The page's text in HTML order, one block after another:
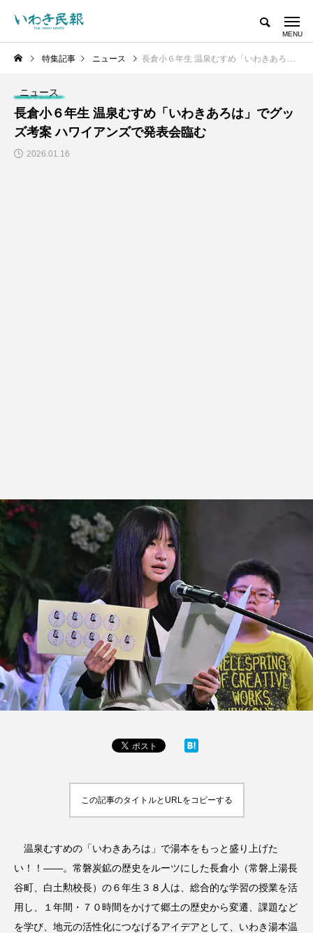
特集記事 ニュース 長倉小６年生 温泉むすめ「いわきあろは」でグッズ考案 ハワイアンズで発表会臨む
ニュース
長倉小６年生 温泉むすめ「いわきあろは」でグッ
ズ考案 ハワイアンズで発表会臨む
2026.01.16
この記事のタイトルとURLをコピーする
温泉むすめの「いわきあろは」で湯本をもっと盛り上げた
い！！――。常磐炭鉱の歴史をルーツにした長倉小（常磐上湯長
谷町、白土勲校長）の６年生３８人は、総合的な学習の授業を活
用し、１年間・７０時間をかけて郷土の歴史から変遷、課題など
を学び、地元の活性化につなげるアイデアとして、いわき湯本温